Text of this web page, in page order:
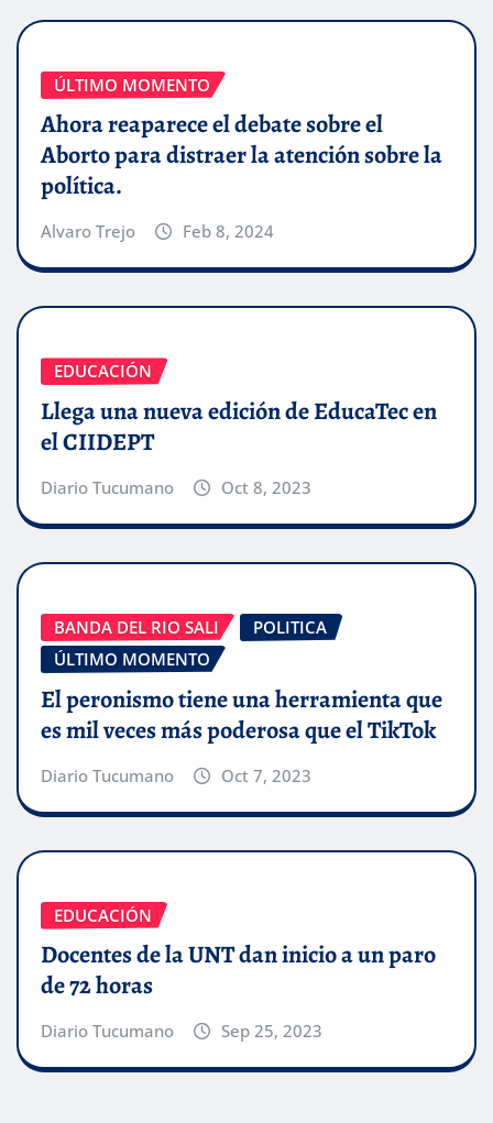
ÚLTIMO MOMENTO
Ahora reaparece el debate sobre el
Aborto para distraer la atención sobre la
política.
Alvaro Trejo Feb 8, 2024
EDUCACIÓN
Llega una nueva edición de EducaTec en
el CIIDEPT
Diario Tucumano Oct 8, 2023
BANDA DEL RIO SALI
POLITICA
ÚLTIMO MOMENTO
El peronismo tiene una herramienta que
es mil veces más poderosa que el TikTok
Diario Tucumano Oct 7, 2023
EDUCACIÓN
Docentes de la UNT dan inicio a un paro
de 72 horas
Diario Tucumano Sep 25, 2023